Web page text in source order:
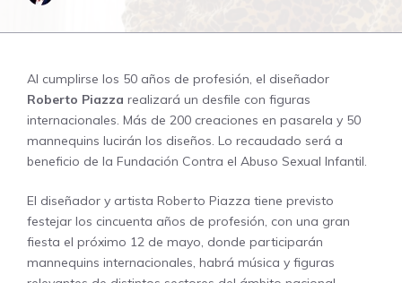
Al cumplirse los 50 años de profesión, el diseñador
Roberto Piazza realizará un desfile con figuras
internacionales. Más de 200 creaciones en pasarela y 50
mannequins lucirán los diseños. Lo recaudado será a
beneficio de la Fundación Contra el Abuso Sexual Infantil.
El diseñador y artista Roberto Piazza tiene previsto
festejar los cincuenta años de profesión, con una gran
fiesta el próximo 12 de mayo, donde participarán
mannequins internacionales, habrá música y figuras